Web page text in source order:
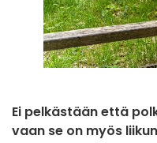
Ei pelkästään että
vaan se on myös